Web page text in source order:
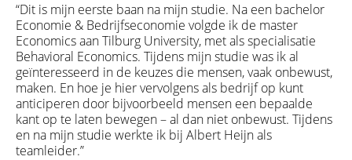
Contact
“Dit is mijn eerste baan na mijn studie. Na een bachelor
Economie & Bedrijfseconomie volgde ik de master
Economicsaan Tilburg University, met als specialisatie
Behavioral Economics. Tijdens mijn studie was ik al
geïnteresseerd in de keuzes die mensen, vaak onbewust,
maken. En hoe je hiervervolgensals bedrijf op kunt
anticiperen door bijvoorbeeld mensen een bepaalde
kant op te laten bewegen– al dan niet onbewust. Tijdens
en na mijn studie werkte ik bij Albert Heijnals
teamleider.”